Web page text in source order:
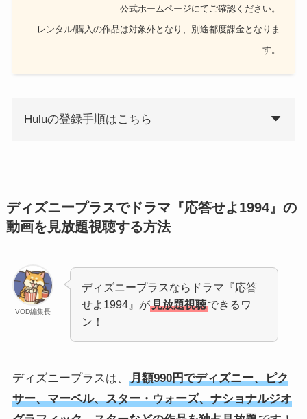
公式ホームページにてご確認ください。
レンタル/購入の作品は対象外となり、別途都度課金となりま
す。
Huluの登録手順はこちら
ディズニープラスでドラマ『応答せよ1994』の
動画を見放題視聴する方法
VOD編集長
ディズニープラスならドラマ『応答
せよ1994』が見放題視聴できるワ
ン！
ディズニープラスは、
月額990円でディズニー、ピク
サー、マーベル、スター・ウォーズ、ナショナルジオ